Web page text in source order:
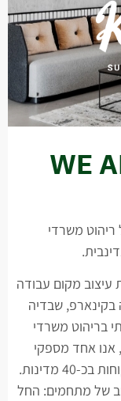
WE
משרדי
מקום עבודה
בקינארפ, שבדיה
בריהוט משרדי
אנו אחד מספקי
מדינות.
של מתחמים: החל